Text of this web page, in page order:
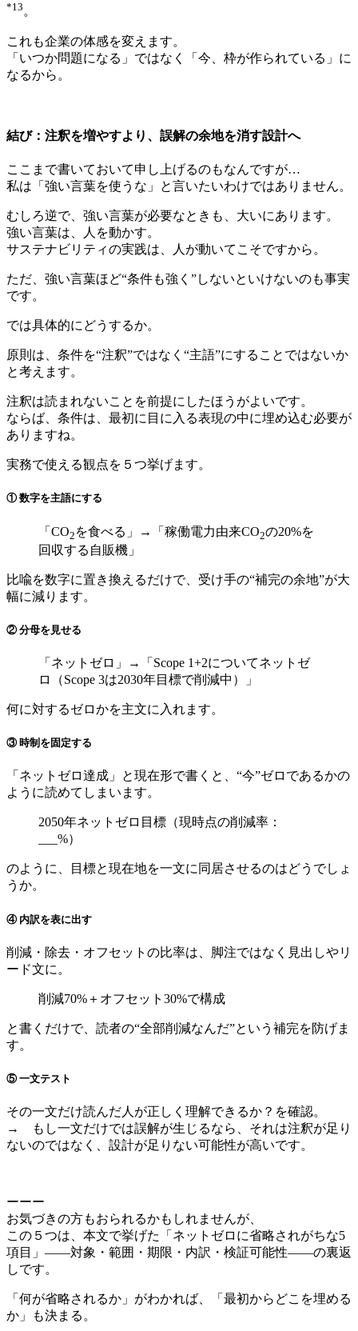
*13。
これも企業の体感を変えます。
「いつか問題になる」ではなく「今、枠が作られている」に
なるから。
結び：注釈を増やすより、誤解の余地を消す設計へ
ここまで書いておいて申し上げるのもなんですが…
私は「強い言葉を使うな」と言いたいわけではありません。
むしろ逆で、強い言葉が必要なときも、大いにあります。
強い言葉は、人を動かす。
サステナビリティの実践は、人が動いてこそですから。
ただ、強い言葉ほど“条件も強く”しないといけないのも事実
です。
では具体的にどうするか。
原則は、条件を“注釈”ではなく“主語”にすることではないか
と考えます。
注釈は読まれないことを前提にしたほうがよいです。
ならば、条件は、最初に目に入る表現の中に埋め込む必要が
ありますね。
実務で使える観点を５つ挙げます。
① 数字を主語にする
「CO2 を食べる」→「稼働電力由来CO2の20%を
回収する自販機」
比喩を数字に置き換えるだけで、受け手の“補完の余地”が大
幅に減ります。
② 分母を見せる
「ネットゼロ」→「Scope 1+2についてネットゼ
ロ（Scope 3は2030年目標で削減中）」
何に対するゼロかを主文に入れます。
③ 時制を固定する
「ネットゼロ達成」と現在形で書くと、“今”ゼロであるかの
ように読めてしまいます。
2050年ネットゼロ目標（現時点の削減率：
___%）
のように、目標と現在地を一文に同居させるのはどうでしょ
うか。
④ 内訳を表に出す
削減・除去・オフセットの比率は、脚注ではなく見出しやリ
ード文に。
削減70%＋オフセット30%で構成
と書くだけで、読者の“全部削減なんだ”という補完を防げま
す。
⑤ 一文テスト
その一文だけ読んだ人が正しく理解できるか？を確認。
→ もし一文だけでは誤解が生じるなら、それは注釈が足り
ないのではなく、設計が足りない可能性が高いです。
ーーー
お気づきの方もおられるかもしれませんが、
この５つは、本文で挙げた「ネットゼロに省略されがちな5
項目」――対象・範囲・期限・内訳・検証可能性――の裏返
しです。
「何が省略されるか」がわかれば、「最初からどこを埋める
か」も決まる。